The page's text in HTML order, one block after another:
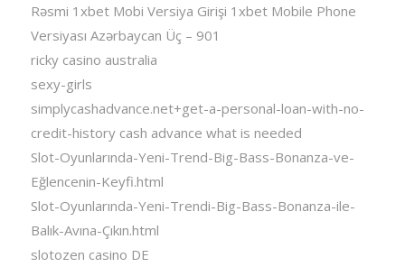
Rəsmi 1xbet Mobi Versiya Girişi 1xbet Mobile Phone
Versiyası Azərbaycan Üç – 901
ricky casino australia
sexy-girls
simplycashadvance.net+get-a-personal-loan-with-no-
credit-history cash advance what is needed
Slot-Oyunlarında-Yeni-Trend-Big-Bass-Bonanza-ve-
Eğlencenin-Keyfi.html
Slot-Oyunlarında-Yeni-Trendi-Big-Bass-Bonanza-ile-
Balık-Avına-Çıkın.html
slotozen casino DE